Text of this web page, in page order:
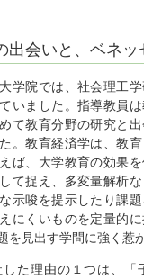
出会いと、ベネッ
学院では、社会理工
いました。指導教員
て教育分野の研究と
。教育経済学は、教
ば、大学教育の効果
て捉え、多変量解析
示唆を提示したり課題
にくいものを定量的
を見出す学問に強く惹
た理由の１つは、「